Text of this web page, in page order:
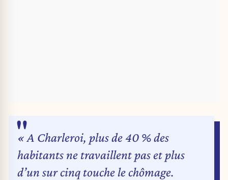
« A Charleroi, plus de 40 % des
habitants ne travaillent pas et plus
d’un sur cinq touche le chômage.